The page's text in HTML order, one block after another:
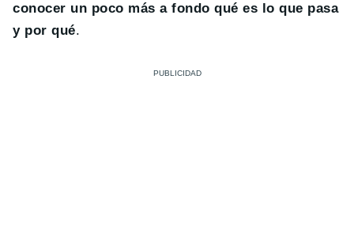
conocer un poco más a fondo qué es lo que pasa
y por qué.